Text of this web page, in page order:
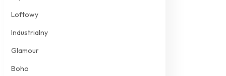
Loftowy
Industrialny
Glamour
Boho